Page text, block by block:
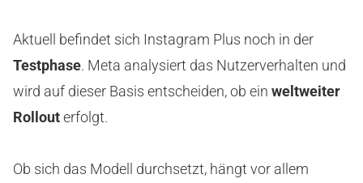
Aktuell befindet sich Instagram Plus noch in der
Testphase. Meta analysiert das Nutzerverhalten und
wird auf dieser Basis entscheiden, ob ein weltweiter
Rollouterfolgt.
Ob sich das Modell durchsetzt, hängt vor allem